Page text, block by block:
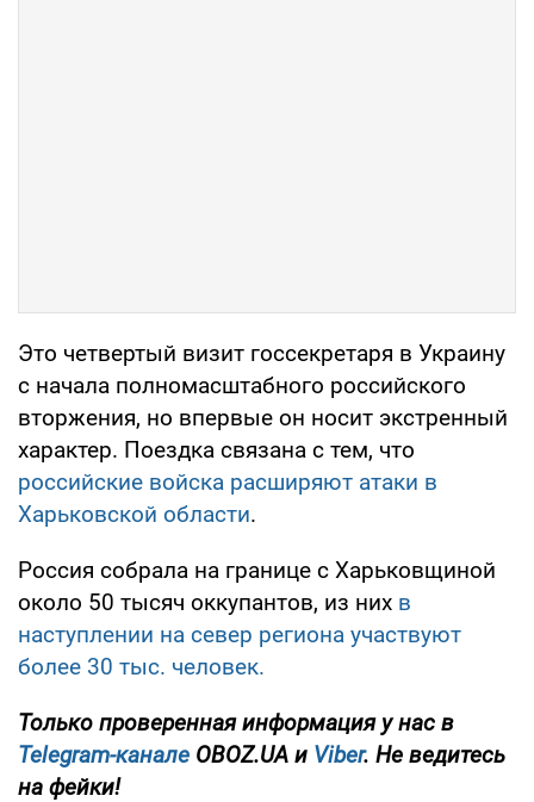
Это четвертый визит госсекретаря в Украину
с начала полномасштабного российского
вторжения, но впервые он носит экстренный
характер. Поездка связана с тем, что
российские войска расширяют атаки в
Харьковской области.
Россия собрала на границе с Харьковщиной
около 50 тысяч оккупантов, из них в
наступлении на север региона участвуют
более 30 тыс. человек.
Только проверенная информация у нас в
Telegram-канале OBOZ.UA и Viber. Не ведитесь
на фейки!